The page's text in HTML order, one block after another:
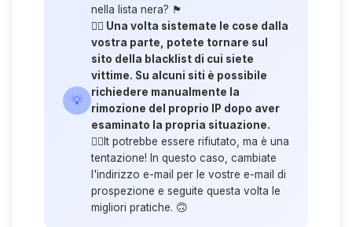
💡
nella lista nera? 🏴
👉🏼 Una volta sistemate le cose dalla
vostra parte, potete tornare sul
sito della blacklist di cui siete
vittime. Su alcuni siti è possibile
richiedere manualmente la
rimozione del proprio IP dopo aver
esaminato la propria situazione.
👉🏼It potrebbe essere rifiutato, ma è una
tentazione! In questo caso, cambiate
l'indirizzo e-mail per le vostre e-mail di
prospezione e seguite questa volta le
migliori pratiche. 🙃